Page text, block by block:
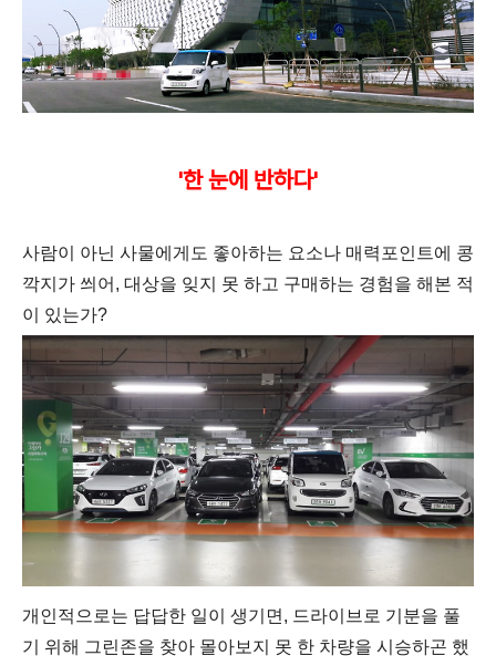
'한 눈에 반하다'
사람이 아닌 사물에게도 좋아하는 요소나 매력포인트에 콩
깍지가 씌어, 대상을 잊지 못 하고 구매하는 경험을 해본 적
이 있는가?
개인적으로는 답답한 일이 생기면, 드라이브로 기분을 풀
기 위해 그린존을 찾아 몰아보지 못 한 차량을 시승하곤 했